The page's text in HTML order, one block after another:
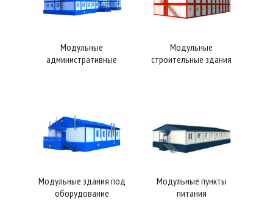
Модульные
административные
Модульные
строительные здания
Модульные здания под
оборудование
Модульные пункты
питания